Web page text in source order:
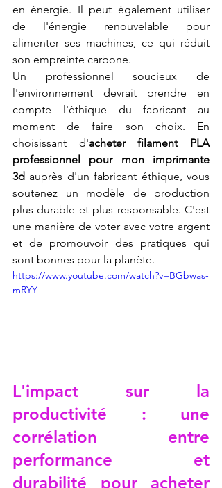
en énergie. Il peut également utiliser
de l'énergie renouvelable pour
alimenter ses machines, ce qui réduit
son empreinte carbone.
Un professionnel soucieux de
l'environnement devrait prendre en
compte l'éthique du fabricant au
moment de faire son choix. En
choisissant d'acheter filament PLA
professionnel pour mon imprimante
3d auprès d'un fabricant éthique, vous
soutenez un modèle de production
plus durable et plus responsable. C'est
une manière de voter avec votre argent
et de promouvoir des pratiques qui
sont bonnes pour la planète.
https://www.youtube.com/watch?v=BGbwas-
mRYY
L'impact sur la
productivité : une
corrélation entre
performance et
durabilité pour acheter